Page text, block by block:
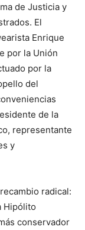
de Justicia y
El
Enrique
por la Unión
por la
del
de la
representante
y
radical:
Hipólito
conservador